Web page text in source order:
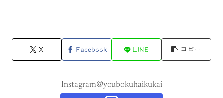
X Facebook LINE コピー
Instagram@youbokuhaikukai